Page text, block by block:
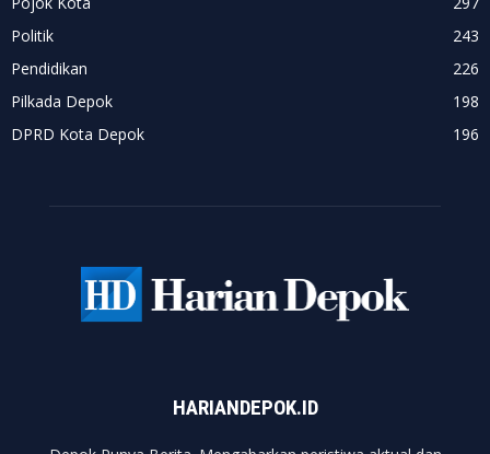
Politik
243
Pendidikan
226
Pilkada Depok
198
DPRD Kota Depok
196
HARIANDEPOK.ID